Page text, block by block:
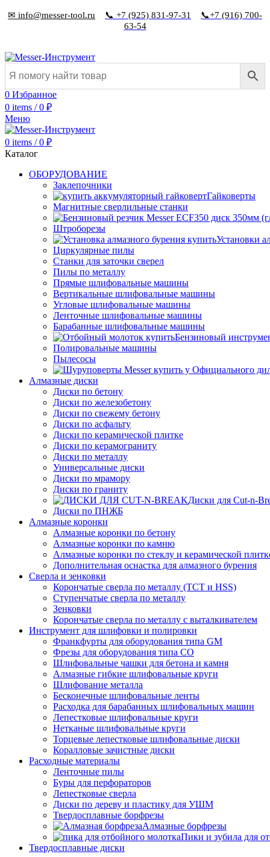
✉ info@messer-tool.ru 📞 +7 (925) 831-97-31
📞+7 (916) 700-
63-54
0 Избранное
0 items / 0 ₽
Меню
0 items / 0 ₽
Каталог
ОБОРУДОВАНИЕ
Заклепочники
Гайковерты
Магнитные сверлильные станки
Штроборезы
Установки
Циркулярные пилы
Станки для заточки сверел
Пилы по металлу
Прямые шлифовальные машины
Вертикальные шлифовальные машины
Угловые шлифовальные машины
Ленточные шлифовальные машины
Барабанные шлифовальные машины
Бензиновый
Полировальные машины
Пылесосы
Алмазные диски
Диски по бетону
Диски по железобетону
Диски по свежему бетону
Диски по асфальту
Диски по керамической плитке
Диски по керамограниту
Диски по металлу
Универсальные диски
Диски по мрамору
Диски по граниту
Диски для Cut-n-
Диски по ПНЖБ
Алмазные коронки
Алмазные коронки по бетону
Алмазные коронки по камню
Алмазные коронки по стеклу и керамической
Дополнительная оснастка для алмазного бурения
Сверла и зенковки
Корончатые сверла по металлу (TCT и HSS)
Ступенчатые сверла по металлу
Зенковки
Корончатые сверла по металлу c выталкивателем
Инструмент для шлифовки и полировки
Франкфурты для оборудования типа GM
Фрезы для оборудования типа СО
Шлифовальные чашки для бетона и камня
Алмазные гибкие шлифовальные круги
Шлифование металла
Бесконечные шлифовальные ленты
Расходка для барабанных шлифовальных машин
Лепестковые шлифовальные круги
Нетканые шлифовальные круги
Торцевые лепестковые шлифовальные диски
Коралловые зачистные диски
Расходные материалы
Ленточные пилы
Буры для перфораторов
Лепестковые сверла
Диски по дереву и пластику для УШМ
Твердосплавные борфрезы
Алмазные борфрезы
Пики и зубила для
Твердосплавные диски